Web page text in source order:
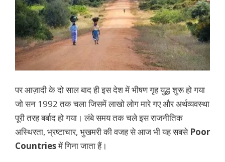
पर आज़ादी के दो साल बाद ही इस देश में भीषण गृह युद्ध शुरू हो गया
जो सन 1992 तक चला जिसमें लाखो लोग मारे गए और अर्थव्यवस्था
पूरी तरह बर्बाद हो गया। लंबे समय तक चले इस राजनीतिक
अस्थिरता, भ्रष्टाचार, भुखमरी की वजह से आज भी यह सबसे Poor
Countriesमें गिना जाता हैं।